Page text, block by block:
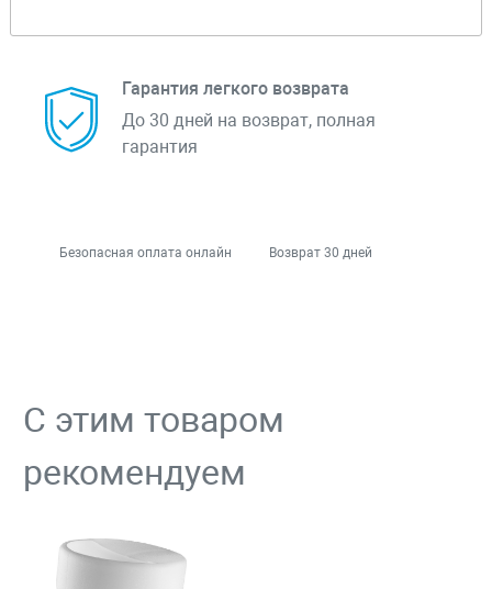
Гарантия легкого возврата
До 30 дней на возврат, полная
гарантия
Безопасная оплата онлайн Возврат 30 дней
С этим товаром
рекомендуем